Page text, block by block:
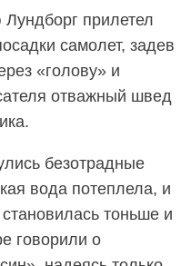
прилетел
самолет, задев
«голову» и
отважный швед
безотрадные
вода потеплела, и
тоньше и
говорили о